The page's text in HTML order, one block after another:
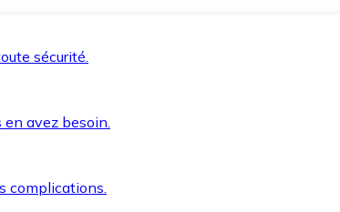
sécurité.
avez besoin.
complications.